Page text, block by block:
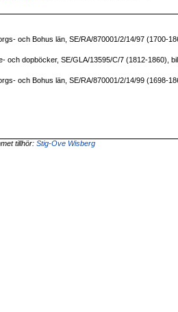
och Bohus län, SE/RA/870001/2/14/97 (1700-
och dopböcker, SE/GLA/13595/C/7 (1812-1860),
och Bohus län, SE/RA/870001/2/14/99 (1698-
tillhör:Stig-Ove Wisberg